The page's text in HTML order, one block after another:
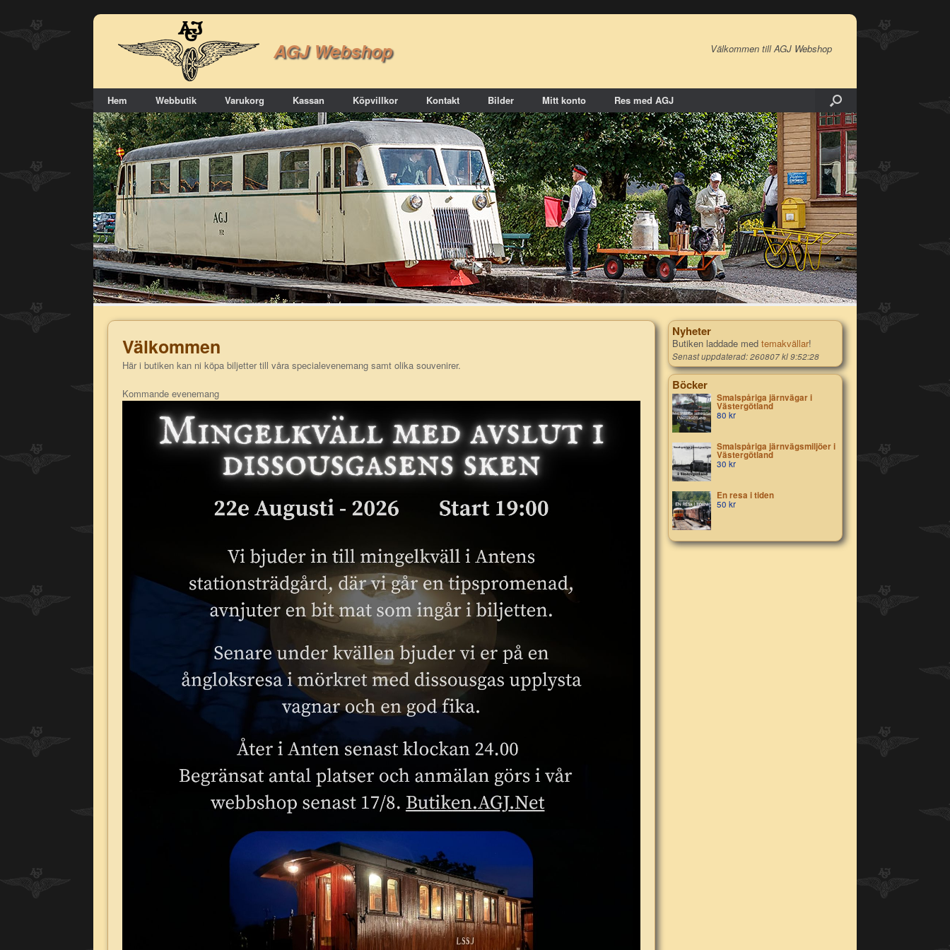
Skip
content
AGJ Webshop Välkommen till AGJ Webshop
Hem Webbutik Varukorg Kassan Köpvillkor Kontakt Bilder Mitt konto Res med AGJ
Välkommen
Här i butiken kan ni köpa biljetter till våra specialevenemang samt olika souvenirer.
Kommande evenemang
Nyheter
Butiken laddade med temakvällar!
Senast uppdaterad: 260807 kl 9:52:28
Böcker
Smalspåriga järnvägar i
Västergötland
80 kr
Smalspåriga järnvägsmiljöer i
Västergötland
30 kr
En resa i tiden
50 kr